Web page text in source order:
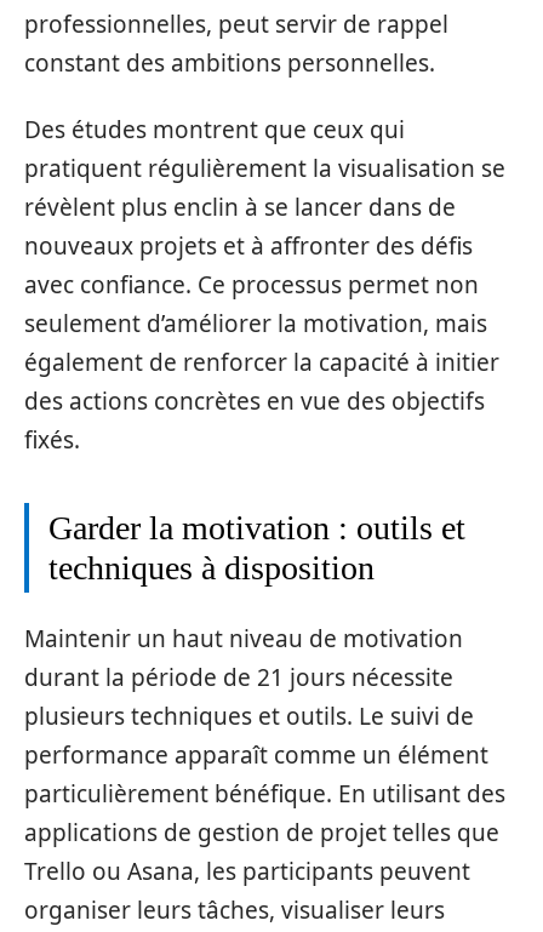
professionnelles, peut servir de rappel
constant des ambitions personnelles.
Des études montrent que ceux qui
pratiquent régulièrement la visualisation se
révèlent plus enclin à se lancer dans de
nouveaux projets et à affronter des défis
avec confiance. Ce processus permet non
seulement d’améliorer la motivation, mais
également de renforcer la capacité à initier
des actions concrètes en vue des objectifs
fixés.
Garder la motivation : outils et
techniques à disposition
Maintenir un haut niveau de motivation
durant la période de 21 jours nécessite
plusieurs techniques et outils. Le suivi de
performance apparaît comme un élément
particulièrement bénéfique. En utilisant des
applications de gestion de projet telles que
Trello ou Asana, les participants peuvent
organiser leurs tâches, visualiser leurs